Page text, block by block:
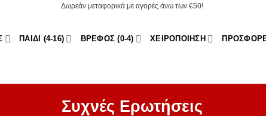
Δωρεάν μεταφορικά με αγορές άνω των €50!
ΠΑΙΔΊ (4-16) ΒΡΈΦΟΣ (0-4) ΧΕΙΡΟΠΟΊΗΣΗ
Συχνές Ερωτήσεις